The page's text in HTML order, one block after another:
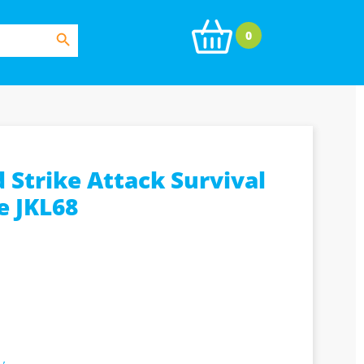
Search Button
0
Strike Attack Survival
JKL68